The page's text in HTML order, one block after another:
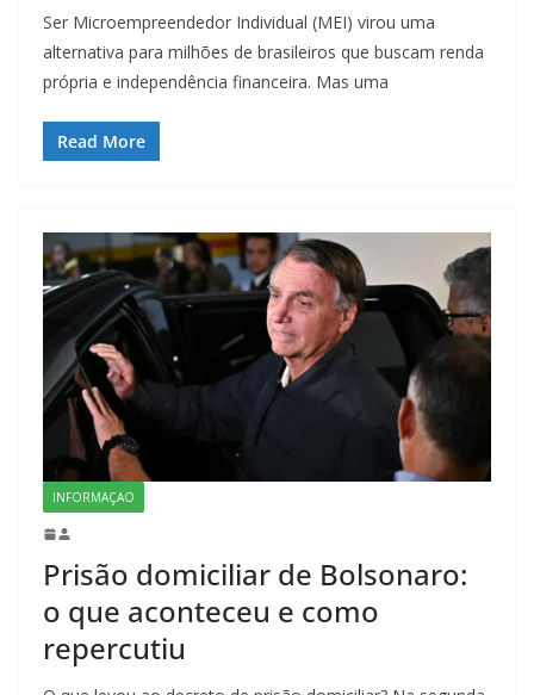
Ser Microempreendedor Individual (MEI) virou uma
alternativa para milhões de brasileiros que buscam renda
própria e independência financeira. Mas uma
Read More
INFORMAÇAO
Prisão domiciliar de Bolsonaro:
o que aconteceu e como
repercutiu